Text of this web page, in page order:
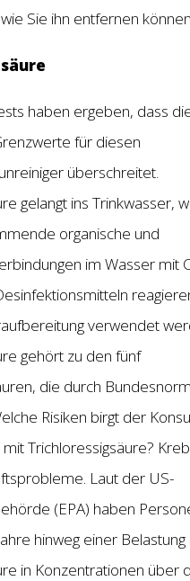
Sie ihn entfernen
haben ergeben, dass
für diesen
überschreitet.
gelangt ins Trinkwasser,
organische und
im Wasser mit
verwendet
gehört zu den fünf
die durch
Risiken birgt der
Trichloressigsäure?
Laut der US-
(EPA) haben
hinweg einer Belastung
in Konzentrationen über